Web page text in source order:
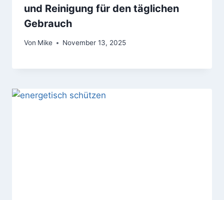
und Reinigung für den täglichen
Gebrauch
Von Mike November 13, 2025